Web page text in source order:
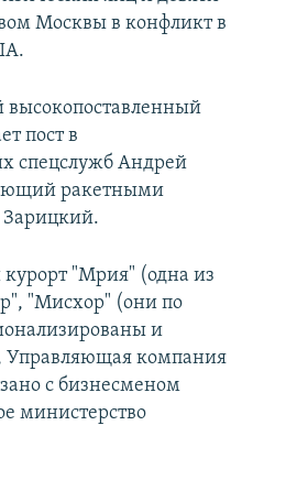
Москвы в конфликт в
пост в
спецслужб Андрей
ракетными
"Мрия" (одна из
"Мисхор" (они по
и
Управляющая компания
с бизнесменом
министерство